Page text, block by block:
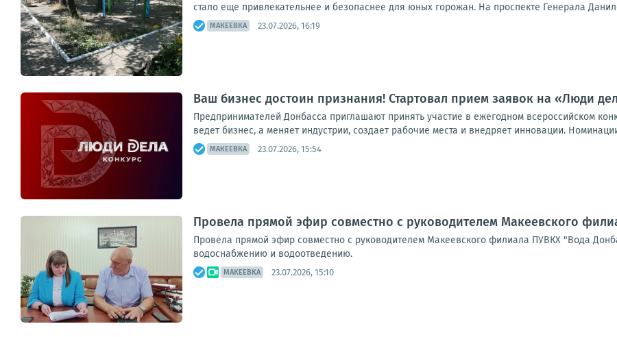
стало еще привлекательнее и безопаснее для юных горожан. На проспекте Генерала
МАКЕЕВКА 23.07.2026, 16:19
Ваш бизнес достоин признания! Стартовал прием заявок на «Люди
Предпринимателей Донбасса приглашают принять участие в ежегодном всероссийском
ведет бизнес, а меняет индустрии, создает рабочие места и внедряет инновации.
МАКЕЕВКА 23.07.2026, 15:54
Провела прямой эфир совместно с руководителем Макеевского
Провела прямой эфир совместно с руководителем Макеевского филиала ПУВКХ "Вода
водоснабжению и водоотведению.
МАКЕЕВКА 23.07.2026, 15:10